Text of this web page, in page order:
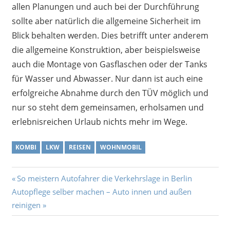
allen Planungen und auch bei der Durchführung
sollte aber natürlich die allgemeine Sicherheit im
Blick behalten werden. Dies betrifft unter anderem
die allgemeine Konstruktion, aber beispielsweise
auch die Montage von Gasflaschen oder der Tanks
für Wasser und Abwasser. Nur dann ist auch eine
erfolgreiche Abnahme durch den TÜV möglich und
nur so steht dem gemeinsamen, erholsamen und
erlebnisreichen Urlaub nichts mehr im Wege.
KOMBI LKW REISEN WOHNMOBIL
Beitragsnavigation
Vorheriger
Beitrag:
So meistern Autofahrer die Verkehrslage in Berlin
Nächster
Beitrag:
Autopflege selber machen – Auto innen und außen
reinigen